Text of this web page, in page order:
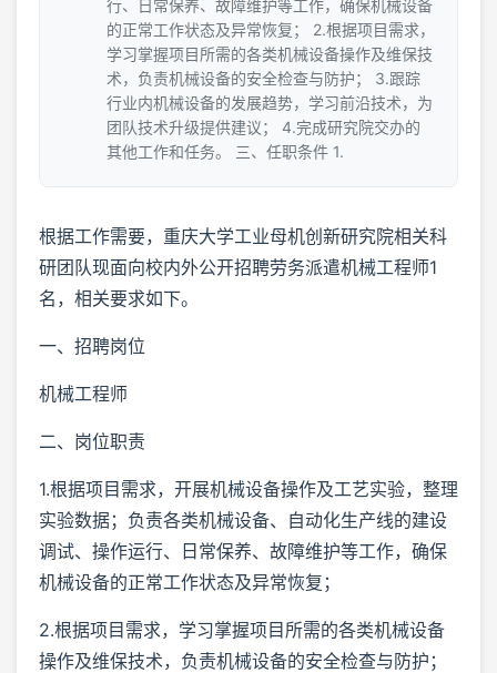
行、日常保养、故障维护等工作，确保机械设备
的正常工作状态及异常恢复； 2.根据项目需求，
学习掌握项目所需的各类机械设备操作及维保技
术，负责机械设备的安全检查与防护； 3.跟踪
行业内机械设备的发展趋势，学习前沿技术，为
团队技术升级提供建议； 4.完成研究院交办的
其他工作和任务。 三、任职条件 1.
根据工作需要，重庆大学工业母机创新研究院相关科
研团队现面向校内外公开招聘劳务派遣机械工程师1
名，相关要求如下。
一、招聘岗位
机械工程师
二、岗位职责
1.根据项目需求，开展机械设备操作及工艺实验，整理
实验数据；负责各类机械设备、自动化生产线的建设
调试、操作运行、日常保养、故障维护等工作，确保
机械设备的正常工作状态及异常恢复；
2.根据项目需求，学习掌握项目所需的各类机械设备
操作及维保技术，负责机械设备的安全检查与防护；